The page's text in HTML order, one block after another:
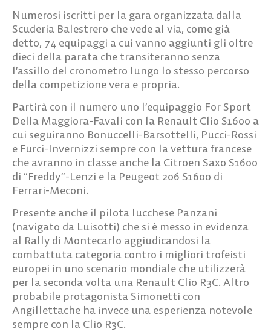
Numerosi iscritti per la gara organizzata dalla
Scuderia Balestrero che vede al via, come già
detto, 74 equipaggi a cui vanno aggiunti gli oltre
dieci della parata che transiteranno senza
l’assillo del cronometro lungo lo stesso percorso
della competizione vera e propria.
Partirà con il numero uno l’equipaggio For Sport
Della Maggiora-Favali con la Renault Clio S1600 a
cui seguiranno Bonuccelli-Barsottelli, Pucci-Rossi
e Furci-Invernizzi sempre con la vettura francese
che avranno in classe anche la Citroen Saxo S1600
di “Freddy”-Lenzi e la Peugeot 206 S1600 di
Ferrari-Meconi.
Presente anche il pilota lucchese Panzani
(navigato da Luisotti) che si è messo in evidenza
al Rally di Montecarlo aggiudicandosi la
combattuta categoria contro i migliori trofeisti
europei in uno scenario mondiale che utilizzerà
per la seconda volta una Renault Clio R3C. Altro
probabile protagonista Simonetti con
Angillettache ha invece una esperienza notevole
sempre con la Clio R3C.